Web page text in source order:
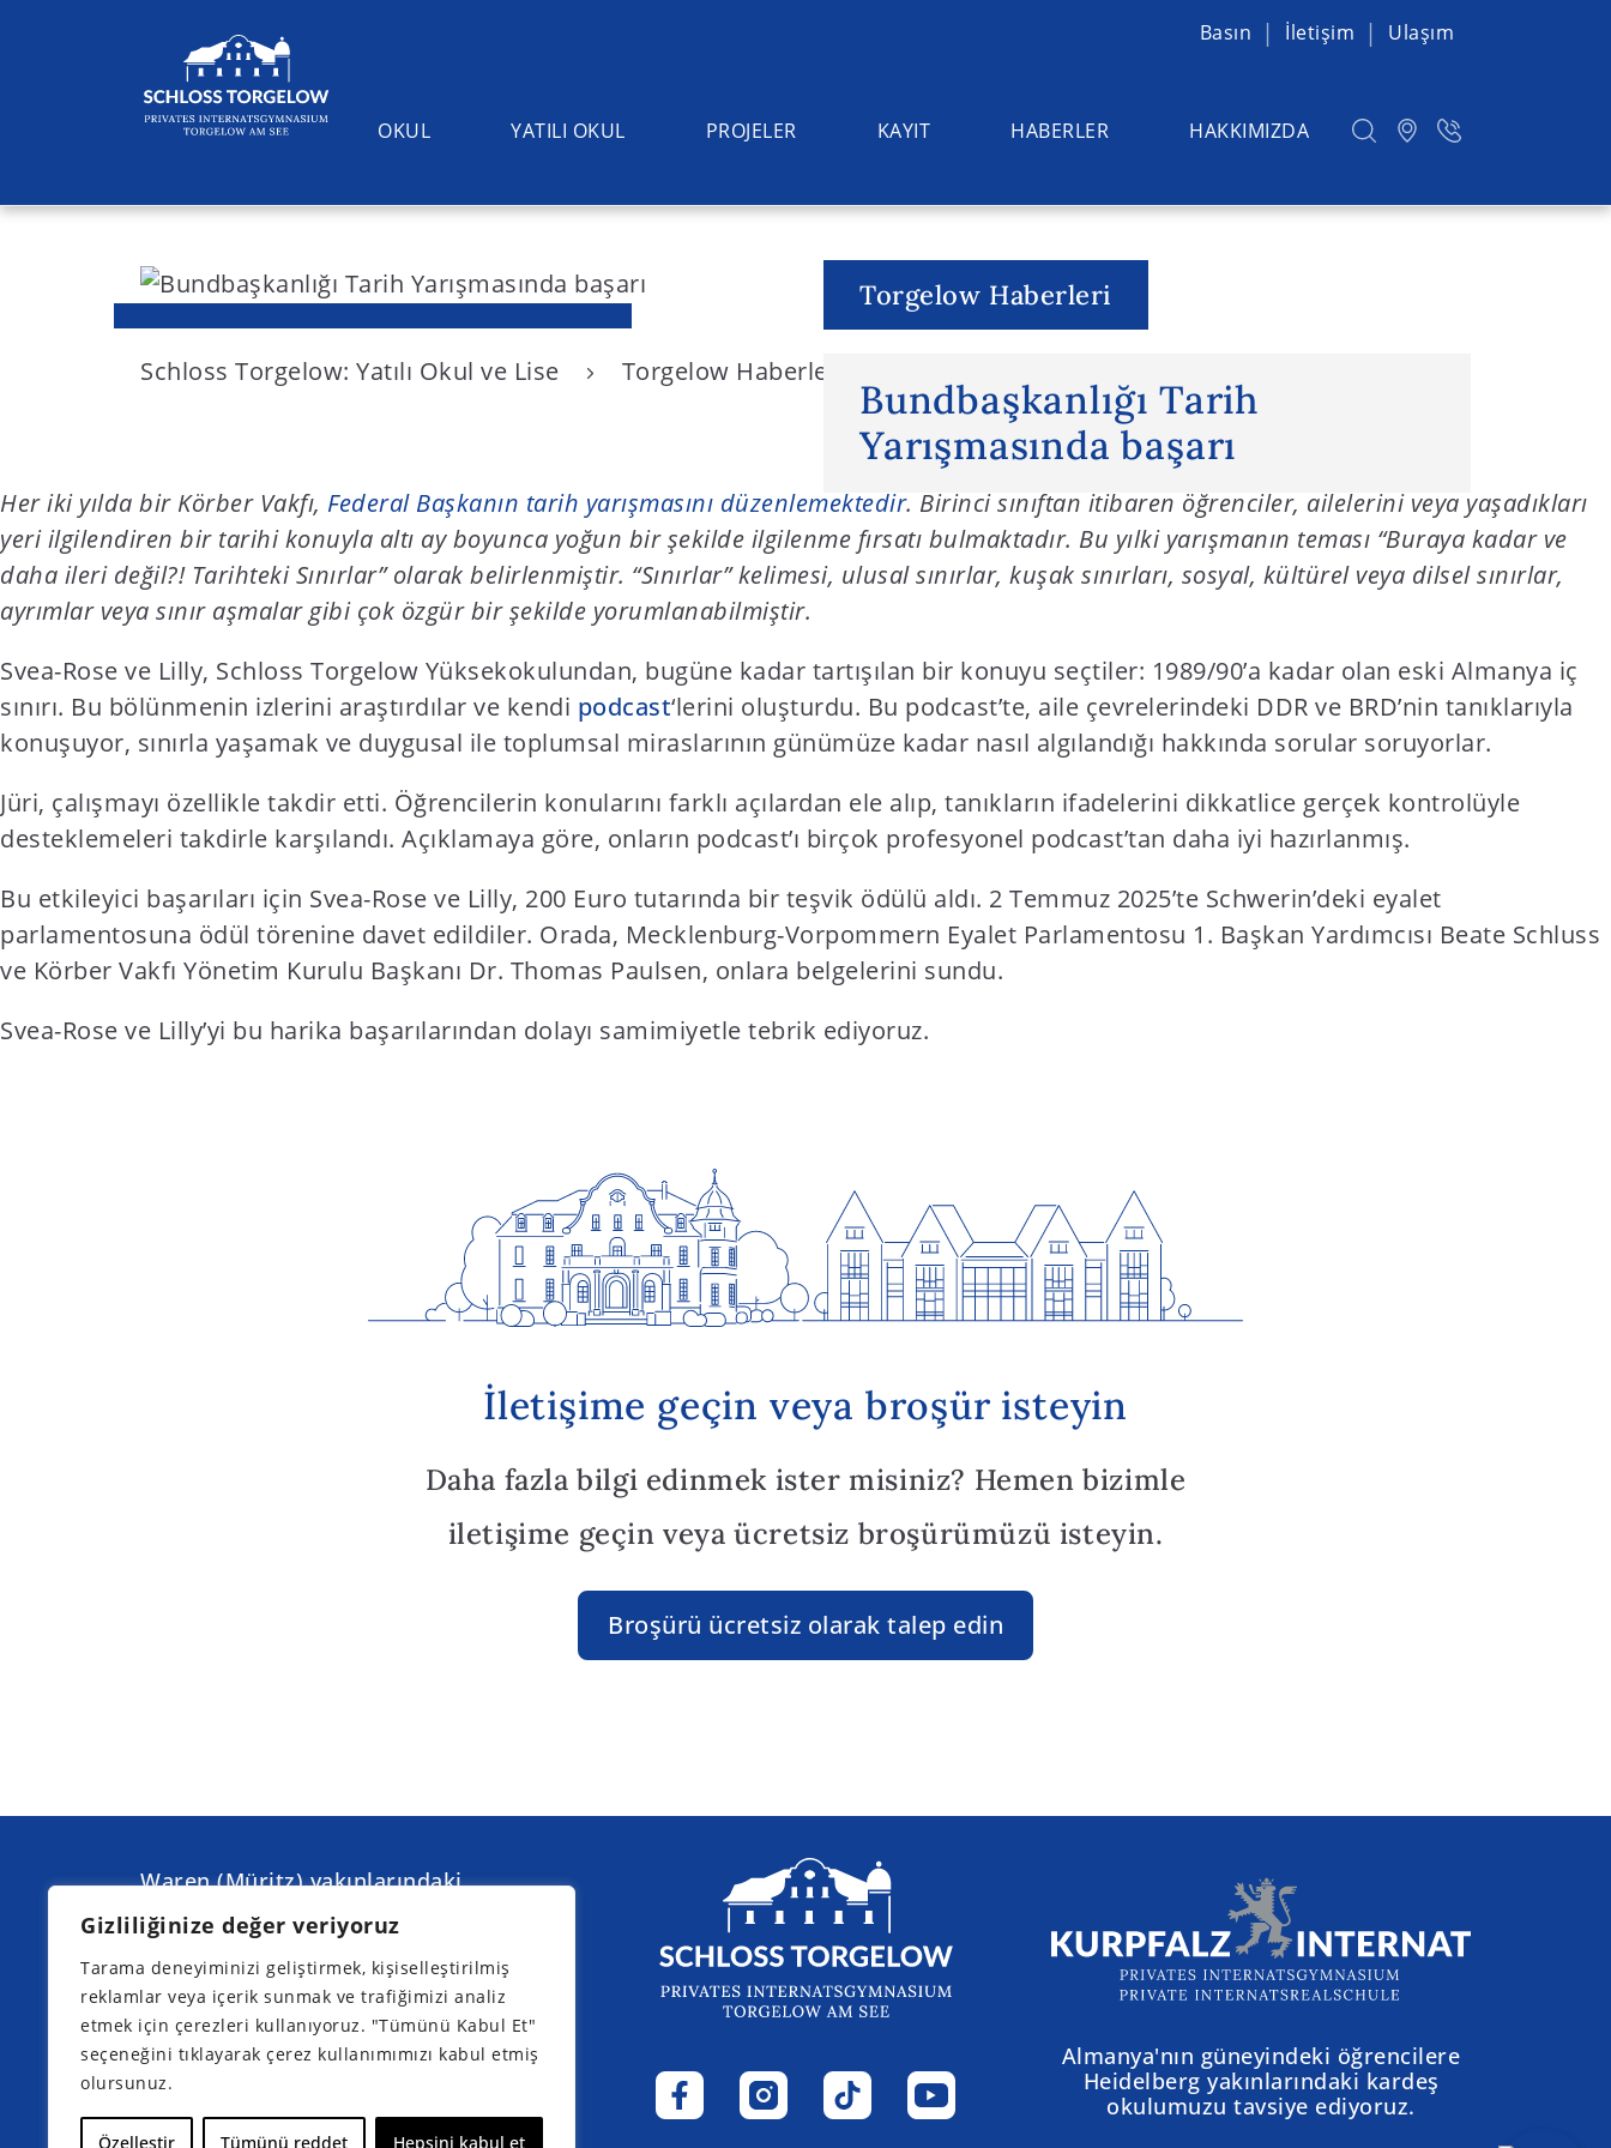
Gizliliğinize değer veriyoruz
Tarama deneyiminizi geliştirmek, kişiselleştirilmiş
reklamlar veya içerik sunmak ve trafiğimizi analiz
etmek için çerezleri kullanıyoruz. "Tümünü Kabul Et"
seçeneğini tıklayarak çerez kullanımımızı kabul etmiş
olursunuz.
Özelleştir Tümünü reddet Hepsini kabul et
S
n
t
e
n
Basın İletişim Ulaşım
OKUL YATILI OKUL PROJELER KAYIT HABERLER HAKKIMIZDA
Suchen
Torgelow Haberleri
Bundbaşkanlığı Tarih
Yarışmasında başarı
Schloss Torgelow: Yatılı Okul ve Lise Torgelow Haberleri
Her iki yılda bir Körber Vakfı, Federal Başkanın tarih yarışmasını düzenlemektedir. Birinci sınıftan itibaren öğrenciler, ailelerini veya yaşadıkları
yeri ilgilendiren bir tarihi konuyla altı ay boyunca yoğun bir şekilde ilgilenme fırsatı bulmaktadır. Bu yılki yarışmanın teması “Buraya kadar ve
daha ileri değil?! Tarihteki Sınırlar” olarak belirlenmiştir. “Sınırlar” kelimesi, ulusal sınırlar, kuşak sınırları, sosyal, kültürel veya dilsel sınırlar,
ayrımlar veya sınır aşmalar gibi çok özgür bir şekilde yorumlanabilmiştir.
Svea-Rose ve Lilly, Schloss Torgelow Yüksekokulundan, bugüne kadar tartışılan bir konuyu seçtiler: 1989/90’a kadar olan eski Almanya iç
sınırı. Bu bölünmenin izlerini araştırdılar ve kendi podcast‘lerini oluşturdu. Bu podcast’te, aile çevrelerindeki DDR ve BRD’nin tanıklarıyla
konuşuyor, sınırla yaşamak ve duygusal ile toplumsal miraslarının günümüze kadar nasıl algılandığı hakkında sorular soruyorlar.
Jüri, çalışmayı özellikle takdir etti. Öğrencilerin konularını farklı açılardan ele alıp, tanıkların ifadelerini dikkatlice gerçek kontrolüyle
desteklemeleri takdirle karşılandı. Açıklamaya göre, onların podcast’ı birçok profesyonel podcast’tan daha iyi hazırlanmış.
Bu etkileyici başarıları için Svea-Rose ve Lilly, 200 Euro tutarında bir teşvik ödülü aldı. 2 Temmuz 2025’te Schwerin’deki eyalet
parlamentosuna ödül törenine davet edildiler. Orada, Mecklenburg-Vorpommern Eyalet Parlamentosu 1. Başkan Yardımcısı Beate Schluss
ve Körber Vakfı Yönetim Kurulu Başkanı Dr. Thomas Paulsen, onlara belgelerini sundu.
Svea-Rose ve Lilly’yi bu harika başarılarından dolayı samimiyetle tebrik ediyoruz.
İletişime geçin veya broşür isteyin
Daha fazla bilgi edinmek ister misiniz? Hemen bizimle
iletişime geçin veya ücretsiz broşürümüzü isteyin.
Broşürü ücretsiz olarak talep edin
Waren (Müritz) yakınlarındaki
bir sonraki bilgilendirme günleri:
Almanya'nın güneyindeki öğrencilere
Heidelberg yakınlarındaki kardeş
okulumuzu tavsiye ediyoruz.